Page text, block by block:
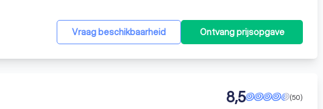
Vraag beschikbaarheid Ontvang prijsopgave
(50)
8,5